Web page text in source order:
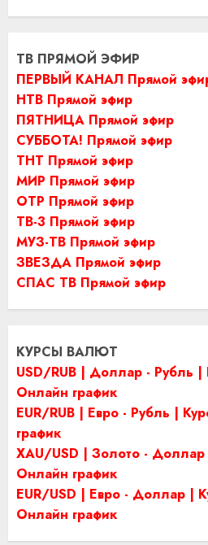
ТВ ПРЯМОЙ ЭФИР
ПЕРВЫЙ КАНАЛ Прямой
НТВ Прямой эфир
ПЯТНИЦА Прямой эфир
СУББОТА! Прямой эфир
ТНТ Прямой эфир
МИР Прямой эфир
ОТР Прямой эфир
ТВ-3 Прямой эфир
МУЗ-ТВ Прямой эфир
ЗВЕЗДА Прямой эфир
СПАС ТВ Прямой эфир
КУРСЫ ВАЛЮТ
USD/RUB | Доллар - Рубль |
Онлайн график
EUR/RUB | Евро - Рубль |
график
XAU/USD | Золото - Доллар
Онлайн график
EUR/USD | Евро - Доллар |
Онлайн график